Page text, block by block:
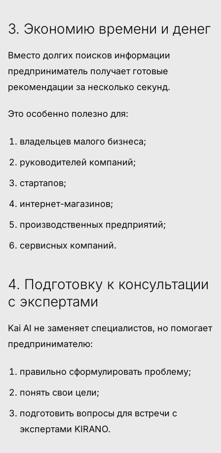
3. Экономию времени и денег
Вместо долгих поисков информации
предприниматель получает готовые
рекомендации за несколько секунд.
Это особенно полезно для:
владельцев малого бизнеса;
руководителей компаний;
стартапов;
интернет-магазинов;
производственных предприятий;
сервисных компаний.
4. Подготовку к консультации
с экспертами
Kai AI не заменяет специалистов, но помогает
предпринимателю:
правильно сформулировать проблему;
понять свои цели;
подготовить вопросы для встречи с
экспертами KIRANO.